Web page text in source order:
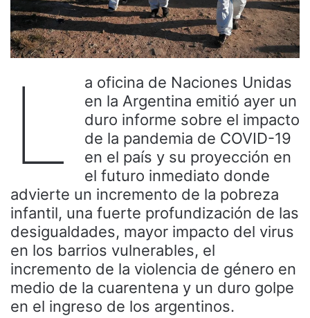
L
a oficina de Naciones Unidas
en la Argentina emitió ayer un
duro informe sobre el impacto
de la pandemia de COVID-19
en el país y su proyección en
el futuro inmediato donde
advierte un incremento de la pobreza
infantil, una fuerte profundización de las
desigualdades, mayor impacto del virus
en los barrios vulnerables, el
incremento de la violencia de género en
medio de la cuarentena y un duro golpe
en el ingreso de los argentinos.